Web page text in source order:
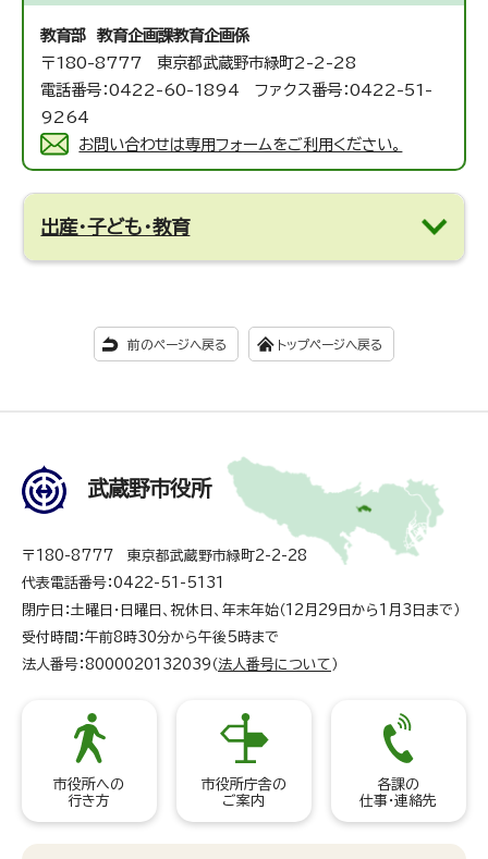
教育部 教育企画課教育企画係
〒180-8777 東京都武蔵野市緑町2-2-28
電話番号：0422-60-1894 ファクス番号：0422-51-
9264
お問い合わせは専用フォームをご利用ください。
出産・子ども・教育
前のページへ戻る トップページへ戻る
武蔵野市役所
〒180-8777 東京都武蔵野市緑町2-2-28
代表電話番号：0422-51-5131
閉庁日：土曜日・日曜日、祝休日、年末年始（12月29日から1月3日まで）
受付時間：午前8時30分から午後5時まで
法人番号：8000020132039（ 法人番号について ）
市役所への
行き方
市役所庁舎の
ご案内
各課の
仕事・連絡先